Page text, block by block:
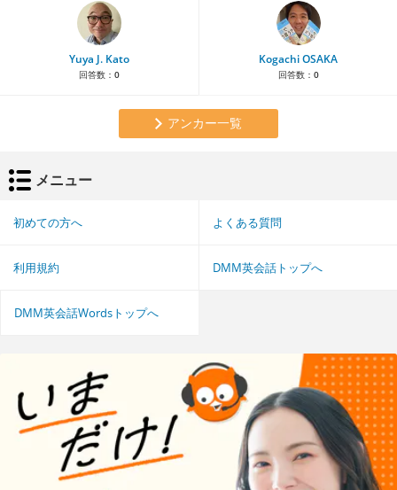
Yuya J. Kato
回答数： 0
Kogachi OSAKA
回答数： 0
アンカー一覧
メニュー
初めての方へ よくある質問
利用規約 DMM英会話トップへ
DMM英会話Wordsトップへ